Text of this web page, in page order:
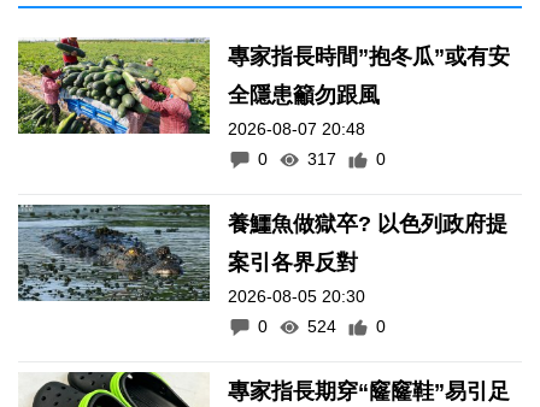
專家指長時間”抱冬瓜”或有安
全隱患籲勿跟風
2026-08-07 20:48
0
317 0
養鱷魚做獄卒? 以色列政府提
案引各界反對
2026-08-05 20:30
0
524 0
專家指長期穿“窿窿鞋”易引足